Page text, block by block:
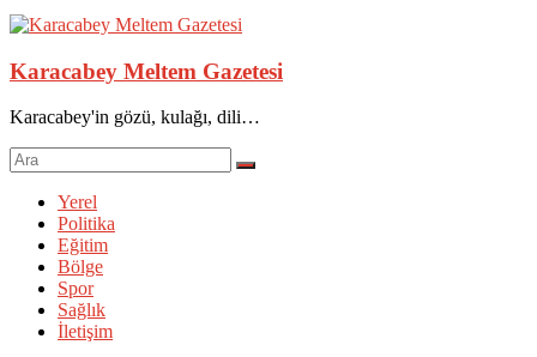
Karacabey Meltem Gazetesi
Karacabey'in gözü, kulağı, dili…
Yerel
Politika
Eğitim
Bölge
Spor
Sağlık
İletişim